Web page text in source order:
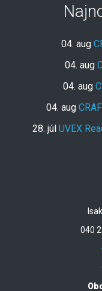
04. aug
04. aug
04. aug
04. aug
28. júl UVEX
040